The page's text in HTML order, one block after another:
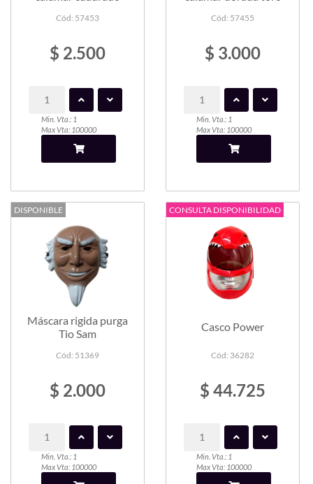
Cód: 57453
$ 2.500
Min. Vta.: 1
Max Vta: 100000
Cód: 57455
$ 3.000
Min. Vta.: 1
Max Vta: 100000
DISPONIBLE
Máscara rigida purga
Tio Sam
Cód: 51369
$ 2.000
Min. Vta.: 1
Max Vta: 100000
CONSULTA DISPONIBILIDAD
Casco Power
Cód: 36282
$ 44.725
Min. Vta.: 1
Max Vta: 100000